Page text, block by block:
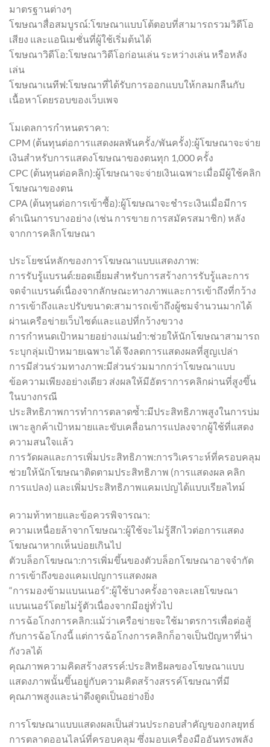
มาตรฐานต่างๆ
โฆษณาสื่อสมบูรณ์:โฆษณาแบบโต้ตอบที่สามารถรวมวิดีโอ
เสียง และแอนิเมชั่นที่ผู้ใช้เริ่มต้นได้
โฆษณาวิดีโอ:โฆษณาวิดีโอก่อนเล่น ระหว่างเล่น หรือหลัง
เล่น
โฆษณาเนทีฟ:โฆษณาที่ได้รับการออกแบบให้กลมกลืนกับ
เนื้อหาโดยรอบของเว็บเพจ
โมเดลการกำหนดราคา:
CPM (ต้นทุนต่อการแสดงผลพันครั้ง/พันครั้ง):ผู้โฆษณาจะจ่าย
เงินสำหรับการแสดงโฆษณาของตนทุก 1,000 ครั้ง
CPC (ต้นทุนต่อคลิก):ผู้โฆษณาจะจ่ายเงินเฉพาะเมื่อมีผู้ใช้คลิก
โฆษณาของตน
CPA (ต้นทุนต่อการเข้าซื้อ):ผู้โฆษณาจะชำระเงินเมื่อมีการ
ดำเนินการบางอย่าง (เช่น การขาย การสมัครสมาชิก) หลัง
จากการคลิกโฆษณา
ประโยชน์หลักของการโฆษณาแบบแสดงภาพ:
การรับรู้แบรนด์:ยอดเยี่ยมสำหรับการสร้างการรับรู้และการ
จดจำแบรนด์เนื่องจากลักษณะทางภาพและการเข้าถึงที่กว้าง
การเข้าถึงและปรับขนาด:สามารถเข้าถึงผู้ชมจำนวนมากได้
ผ่านเครือข่ายเว็บไซต์และแอปที่กว้างขวาง
การกำหนดเป้าหมายอย่างแม่นยำ:ช่วยให้นักโฆษณาสามารถ
ระบุกลุ่มเป้าหมายเฉพาะได้ จึงลดการแสดงผลที่สูญเปล่า
การมีส่วนร่วมทางภาพ:มีส่วนร่วมมากกว่าโฆษณาแบบ
ข้อความเพียงอย่างเดียว ส่งผลให้มีอัตราการคลิกผ่านที่สูงขึ้น
ในบางกรณี
ประสิทธิภาพการทำการตลาดซ้ำ:มีประสิทธิภาพสูงในการบ่ม
เพาะลูกค้าเป้าหมายและขับเคลื่อนการแปลงจากผู้ใช้ที่แสดง
ความสนใจแล้ว
การวัดผลและการเพิ่มประสิทธิภาพ:การวิเคราะห์ที่ครอบคลุม
ช่วยให้นักโฆษณาติดตามประสิทธิภาพ (การแสดงผล คลิก
การแปลง) และเพิ่มประสิทธิภาพแคมเปญได้แบบเรียลไทม์
ความท้าทายและข้อควรพิจารณา:
ความเหนื่อยล้าจากโฆษณา:ผู้ใช้จะไม่รู้สึกไวต่อการแสดง
โฆษณาหากเห็นบ่อยเกินไป
ตัวบล็อกโฆษณา:การเพิ่มขึ้นของตัวบล็อกโฆษณาอาจจำกัด
การเข้าถึงของแคมเปญการแสดงผล
“การมองข้ามแบนเนอร์”:ผู้ใช้บางครั้งอาจละเลยโฆษณา
แบนเนอร์โดยไม่รู้ตัวเนื่องจากมีอยู่ทั่วไป
การฉ้อโกงการคลิก:แม้ว่าเครือข่ายจะใช้มาตรการเพื่อต่อสู้
กับการฉ้อโกงนี้ แต่การฉ้อโกงการคลิกก็อาจเป็นปัญหาที่น่า
กังวลได้
คุณภาพความคิดสร้างสรรค์:ประสิทธิผลของโฆษณาแบบ
แสดงภาพนั้นขึ้นอยู่กับความคิดสร้างสรรค์โฆษณาที่มี
คุณภาพสูงและน่าดึงดูดเป็นอย่างยิ่ง
การโฆษณาแบบแสดงผลเป็นส่วนประกอบสำคัญของกลยุทธ์
การตลาดออนไลน์ที่ครอบคลุม ซึ่งมอบเครื่องมืออันทรงพลัง